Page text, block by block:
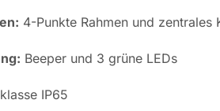
4-Punkte Rahmen und zentrales
Beeper und 3 grüne LEDs
IP65